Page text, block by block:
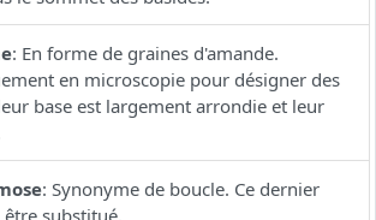
: En forme de graines d'amande.
en microscopie pour désigner des
base est largement arrondie et leur
: Synonyme de boucle. Ce dernier